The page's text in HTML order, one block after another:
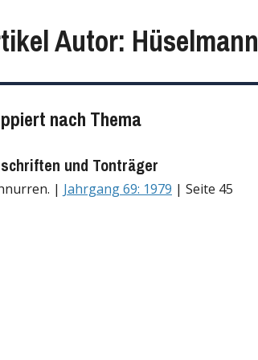
Autor: Hüselmann
nach Thema
und Tonträger
| Jahrgang 69: 1979 | Seite 45